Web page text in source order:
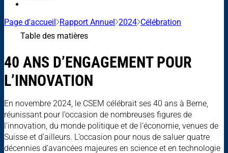
Page d'accueil Rapport Annuel 2024 Célébration
Table des matières
40 ANS D’ENGAGEMENT POUR
L’INNOVATION
En novembre 2024, le CSEM célébrait ses 40 ans à Berne,
réunissant pour l’occasion de nombreuses figures de
l’innovation, du monde politique et de l’économie, venues de
Suisse et d’ailleurs. L’occasion pour nous de saluer quatre
décennies d’avancées majeures en science et en technologie